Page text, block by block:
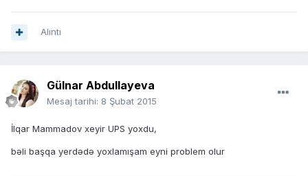
Alıntı
Gülnar Abdullayeva
Mesaj tarihi: 8 Şubat 2015
İlqar Mammadov xeyir UPS yoxdu,
bəli başqa yerdədə yoxlamışam eyni problem olur